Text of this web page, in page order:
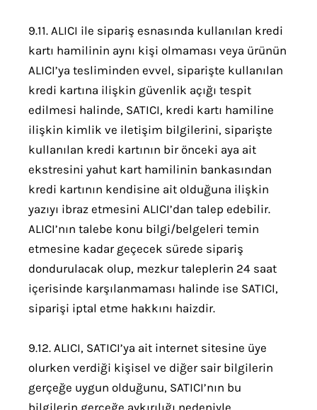
9.11. ALICI ile sipariş esnasında kullanılan kredi
kartı hamilinin aynı kişi olmaması veya ürünün
ALICI’ya tesliminden evvel, siparişte kullanılan
kredi kartına ilişkin güvenlik açığı tespit
edilmesi halinde, SATICI, kredi kartı hamiline
ilişkin kimlik ve iletişim bilgilerini, siparişte
kullanılan kredi kartının bir önceki aya ait
ekstresini yahut kart hamilinin bankasından
kredi kartının kendisine ait olduğuna ilişkin
yazıyı ibraz etmesini ALICI’dan talep edebilir.
ALICI’nın talebe konu bilgi/belgeleri temin
etmesine kadar geçecek sürede sipariş
dondurulacak olup, mezkur taleplerin 24 saat
içerisinde karşılanmaması halinde ise SATICI,
siparişi iptal etme hakkını haizdir.
9.12. ALICI, SATICI’ya ait internet sitesine üye
olurken verdiği kişisel ve diğer sair bilgilerin
gerçeğe uygun olduğunu, SATICI’nın bu
bilgilerin gerçeğe aykırılığı nedeniyle